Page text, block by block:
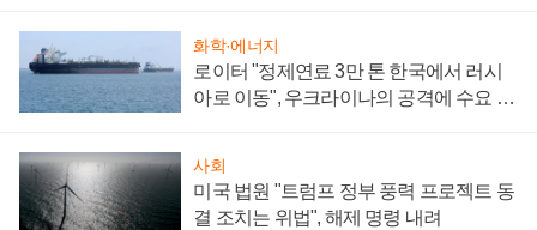
화학·에너지
로이터 "정제연료 3만 톤 한국에서 러시
아로 이동", 우크라이나의 공격에 수요 늘
사회
미국 법원 "트럼프 정부 풍력 프로젝트 동
결 조치는 위법", 해제 명령 내려